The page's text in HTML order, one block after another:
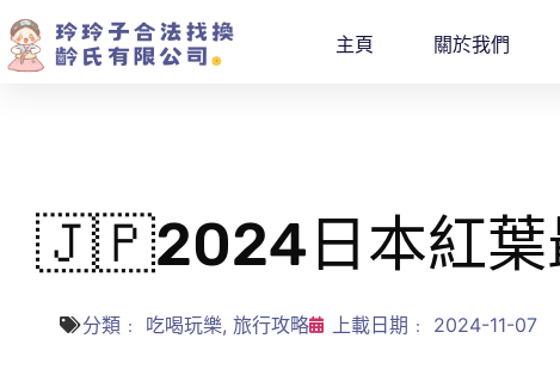
主頁 關於我們
🇯🇵2024日本紅葉
分類﹕ 吃喝玩樂, 旅行攻略 上載日期﹕ 2024-11-07